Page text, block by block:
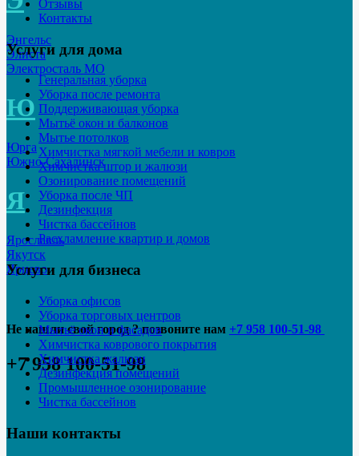
Энгельс
Элиста
Электросталь МО
Ю
Юрга
Южно-Сахалинск
Я
Ярославль
Якутск
Ярцево
Не нашли свой город ? позвоните нам +7 958 100-51-98
+7 958 100-51-98
Отзывы
Контакты
Услуги для дома
Генеральная уборка
Уборка после ремонта
Поддерживающая уборка
Мытьё окон и балконов
Мытье потолков
Химчистка мягкой мебели и ковров
Химчистка штор и жалюзи
Озонирование помещений
Уборка после ЧП
Дезинфекция
Чистка бассейнов
Расхламление квартир и домов
Услуги для бизнеса
Уборка офисов
Уборка торговых центров
Мытьё окон и фасадов
Химчистка коврового покрытия
Химчистка жалюзи
Дезинфекция помещений
Промышленное озонирование
Чистка бассейнов
Наши контакты